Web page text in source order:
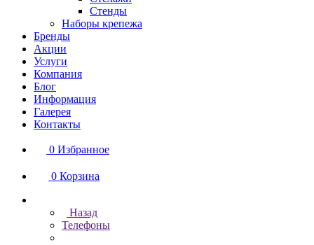
Стенды
Наборы крепежа
Бренды
Акции
Услуги
Компания
Блог
Информация
Галерея
Контакты
0 Избранное
0 Корзина
Назад
Телефоны